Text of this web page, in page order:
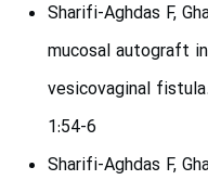
Sharifi-Aghdas F,
mucosal autograft
vesicovaginal
1:54-6
Sharifi-Aghdas F,